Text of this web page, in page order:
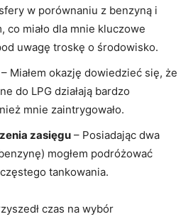
w porównaniu z benzyną i
‍co miało dla mnie kluczowe
uwagę⁤ troskę o‌ środowisko.
– Miałem okazję dowiedzieć się, że
do LPG działają bardzo
⁢mnie zaintrygowało.
zasięgu – Posiadając dwa
mogłem podróżować
tankowania.
czas na wybór